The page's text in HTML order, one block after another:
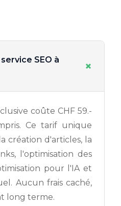
SEO à
+
coûte CHF 59.-
Ce tarif unique
création d'articles, la
l'optimisation des
pour l'IA et
Aucun frais caché,
long terme.